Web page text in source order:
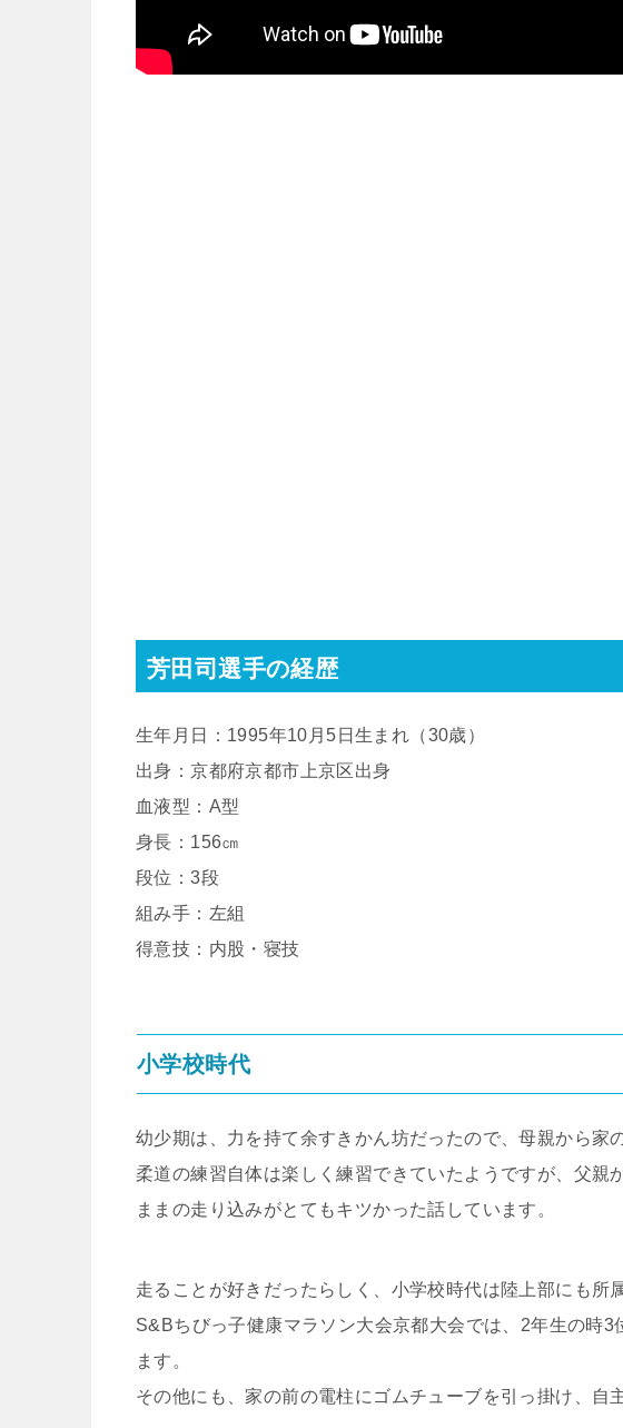
芳田司選手の経歴
生年月日：1995年10月5日生まれ（30歳）
出身：京都府京都市上京区出身
血液型：A型
身長：156㎝
段位：3段
組み手：左組
得意技：内股・寝技
小学校時代
幼少期は、力を持て余すきかん坊だったので、母親から家
柔道の練習自体は楽しく練習できていたようですが、父親
ままの走り込みがとてもキツかった話しています。
走ることが好きだったらしく、小学校時代は陸上部にも所
S&Bちびっ子健康マラソン大会京都大会では、2年生の時
ます。
その他にも、家の前の電柱にゴムチューブを引っ掛け、自